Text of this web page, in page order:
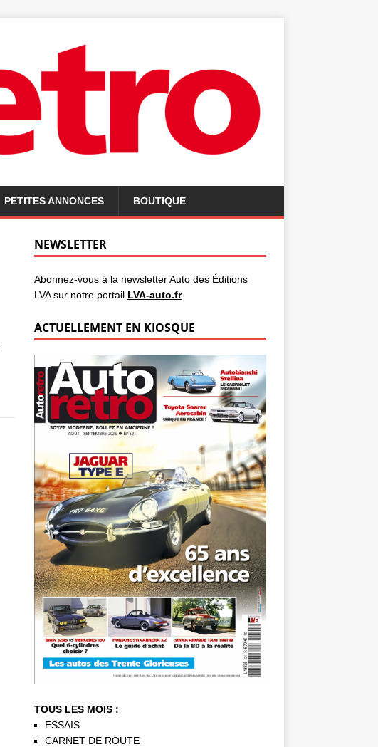
PETITES ANNONCES BOUTIQUE
NEWSLETTER
Abonnez-vous à la newsletter Auto des Éditions
LVA sur notre portail LVA-auto.fr
ACTUELLEMENT EN KIOSQUE
TOUS LES MOIS :
ESSAIS
CARNET DE ROUTE